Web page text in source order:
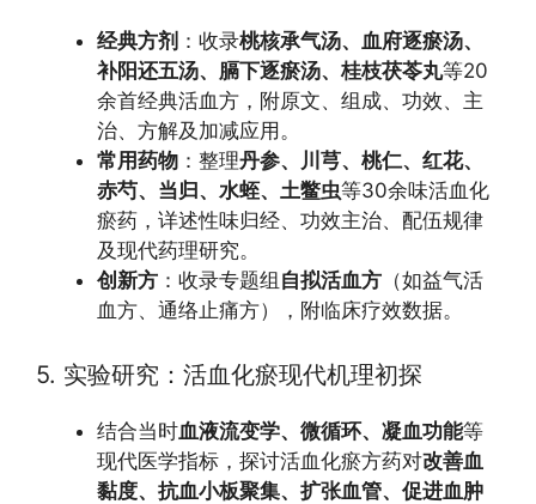
经典方剂 ：收录桃核承气汤、血府逐瘀汤、
补阳还五汤、膈下逐瘀汤、桂枝茯苓丸等20
余首经典活血方，附原文、组成、功效、主
治、方解及加减应用。
常用药物 ：整理丹参、川芎、桃仁、红花、
赤芍、当归、水蛭、土鳖虫等30余味活血化
瘀药，详述性味归经、功效主治、配伍规律
及现代药理研究。
创新方 ：收录专题组 自拟活血方 （如益气活
血方、通络止痛方），附临床疗效数据。
5. 实验研究：活血化瘀现代机理初探
结合当时血液流变学、微循环、凝血功能等
现代医学指标，探讨活血化瘀方药对改善血
黏度、抗血小板聚集、扩张血管、促进血肿